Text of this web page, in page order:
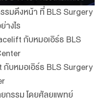
มดึงหน้า ที่ BLS Surgery
งไร
บหมอเอิร์ธ BLS Surgery
กรรม โดยศัลยแพทย์